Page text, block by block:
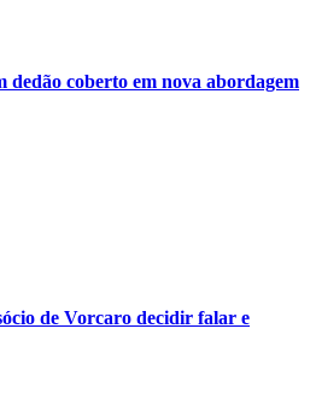
dedão coberto em nova abordagem
de Vorcaro decidir falar e